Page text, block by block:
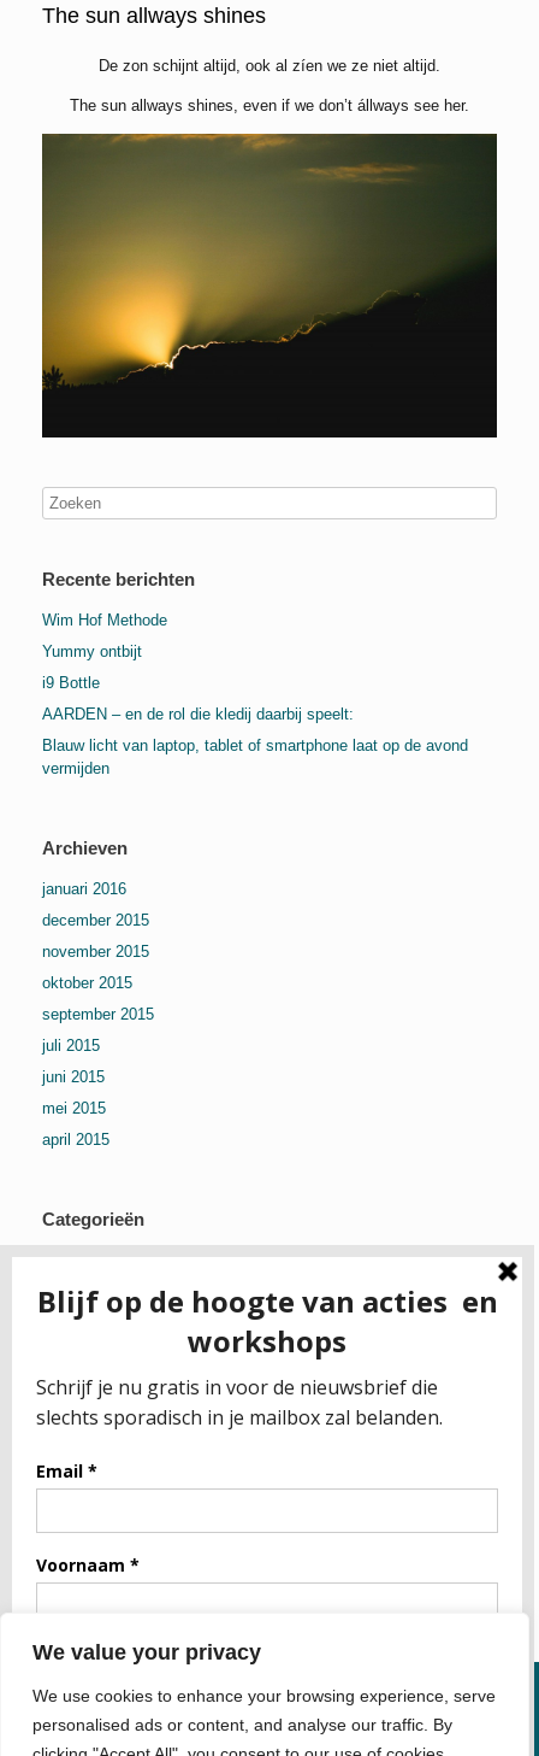
We value your privacy
We use cookies to enhance your browsing experience, serve
personalised ads or content, and analyse our traffic. By
The sun allways shines
De zon schijnt altijd, ook al zíen we ze niet altijd.
The sun allways shines, even if we don’t állways see her.
Recente berichten
Wim Hof Methode
Yummy ontbijt
i9 Bottle
AARDEN – en de rol die kledij daarbij speelt:
Blauw licht van laptop, tablet of smartphone laat op de avond
vermijden
Archieven
januari 2016
december 2015
november 2015
oktober 2015
september 2015
juli 2015
juni 2015
mei 2015
april 2015
Categorieën
Gezonde kledij
Gezonde voeding
Gezondheid algemeen
Spreuken
Uncategorized
Meta
Inloggen
Berichten feed